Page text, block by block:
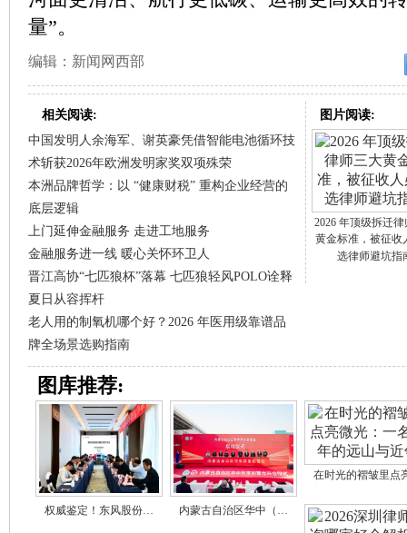
量”。
编辑：新闻网西部
相关阅读:
中国发明人余海军、谢英豪凭借智能电池循环技
术斩获2026年欧洲发明家奖双项殊荣
本洲品牌哲学：以 “健康财税” 重构企业经营的
底层逻辑
上门延伸金融服务 走进工地服务
金融服务进一线 暖心关怀环卫人
晋江高协“七匹狼杯”落幕 七匹狼轻风POLO诠释
夏日从容挥杆
老人用的制氧机哪个好？2026 年医用级靠谱品
牌全场景选购指南
图片阅读:
2026 年顶级拆迁
黄金标准，被征收
选律师避坑指
图库推荐:
权威鉴定！东风股份… 内蒙古自治区华中（…
在时光的褶皱里点